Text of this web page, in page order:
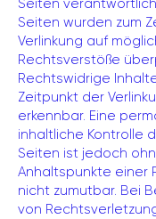
Seiten
Seiten wurden zum
Verlinkung auf
Rechtsverstöße
Rechtswidrige
Zeitpunkt der
erkennbar. Eine
inhaltliche Kontrolle
Seiten ist jedoch
Anhaltspunkte einer
nicht zumutbar. Bei
von